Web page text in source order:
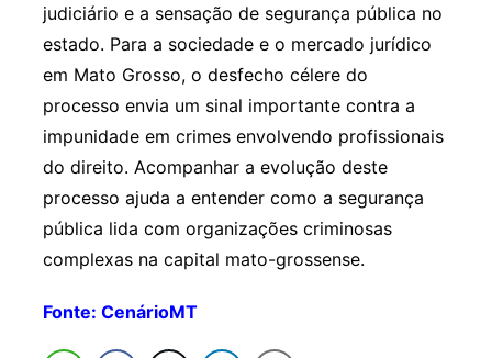
judiciário e a sensação de segurança pública no
estado. Para a sociedade e o mercado jurídico
em Mato Grosso, o desfecho célere do
processo envia um sinal importante contra a
impunidade em crimes envolvendo profissionais
do direito. Acompanhar a evolução deste
processo ajuda a entender como a segurança
pública lida com organizações criminosas
complexas na capital mato-grossense.
Fonte: CenárioMT